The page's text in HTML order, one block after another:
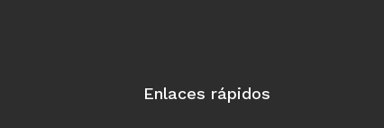
Enlaces rápidos